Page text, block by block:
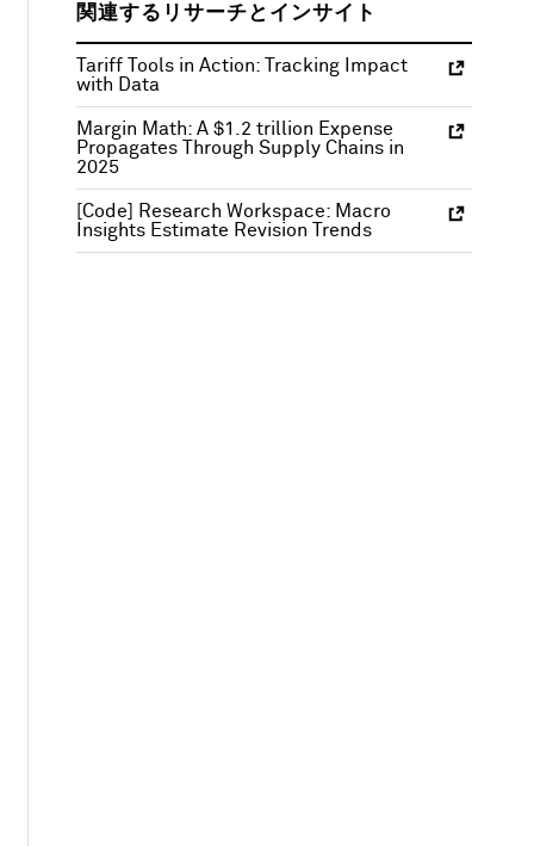
関連するリサーチとインサイト
Tariff Tools in Action: Tracking Impact
with Data
Margin Math: A $1.2 trillion Expense
Propagates Through Supply Chains in
2025
[Code] Research Workspace: Macro
Insights Estimate Revision Trends